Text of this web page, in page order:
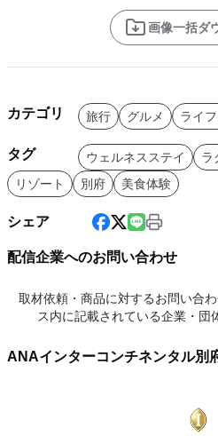
画像一括ダ
カテゴリ 旅行 グルメ ライ
タグ ウェルネスステイ
ラ
リゾート
別府 美食体験
シェア
配信企業へのお問い合わせ
取材依頼・商品に対するお問い合
ス内に記載されている企業・団
ANAインターコンチネンタル別